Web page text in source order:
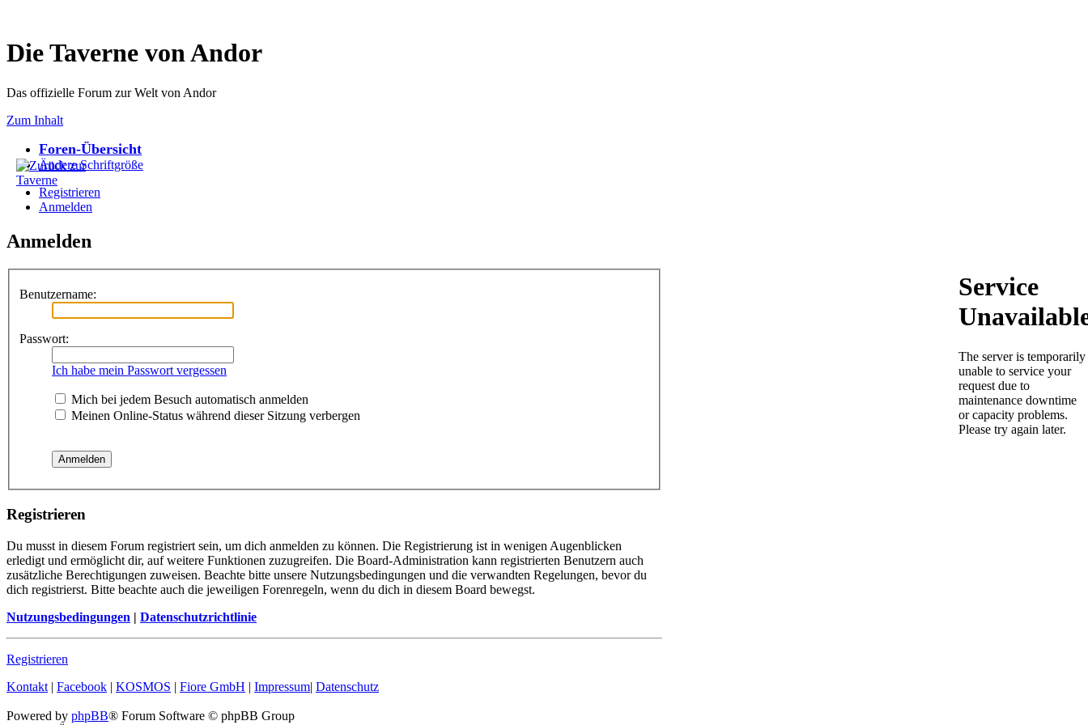
Die Taverne von Andor
Das offizielle Forum zur Welt von Andor
Zum Inhalt
Foren-Übersicht
Ändere Schriftgröße
Registrieren
Anmelden
Anmelden
Benutzername:
Passwort:
Ich habe mein Passwort vergessen
Mich bei jedem Besuch automatisch anmelden
Meinen Online-Status während dieser Sitzung verbergen
Registrieren
Du musst in diesem Forum registriert sein, um dich anmelden zu können. Die Registrierung ist in wenigen Augenblicken
erledigt und ermöglicht dir, auf weitere Funktionen zuzugreifen. Die Board-Administration kann registrierten Benutzern auch
zusätzliche Berechtigungen zuweisen. Beachte bitte unsere Nutzungsbedingungen und die verwandten Regelungen, bevor du
dich registrierst. Bitte beachte auch die jeweiligen Forenregeln, wenn du dich in diesem Board bewegst.
Nutzungsbedingungen | Datenschutzrichtlinie
Registrieren
Kontakt | Facebook | KOSMOS | Fiore GmbH | Impressum| Datenschutz
Powered by phpBB® Forum Software © phpBB Group